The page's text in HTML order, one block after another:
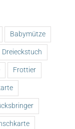
Babymütze
Dreieckstuch
Frottier